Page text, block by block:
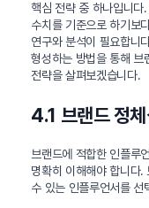
핵심 전략 중 하나입니다
수치를 기준으로 하기보
연구와 분석이 필요합니
형성하는 방법을 통해 브
전략을 살펴보겠습니다.
4.1 브랜드 정
브랜드에 적합한 인플루
명확히 이해해야 합니다.
수 있는 인플루언서를 선